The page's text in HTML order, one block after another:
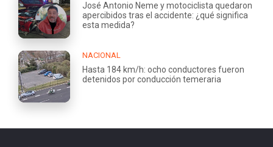
José Antonio Neme y motociclista quedaron
apercibidos tras el accidente: ¿qué significa
esta medida?
NACIONAL
Hasta 184 km/h: ocho conductores fueron
detenidos por conducción temeraria